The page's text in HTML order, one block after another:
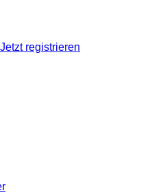
registrieren